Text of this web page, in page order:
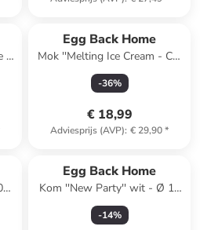
-
Egg Back Home
Mok ''Melting Ice Cream - Cat
Dad'' beige - 360 ml
-36%
€ 18,99
Adviesprijs (AVP): € 29,90*
Egg Back Home
Kom ''New Party'' wit - Ø 10
cm
-14%